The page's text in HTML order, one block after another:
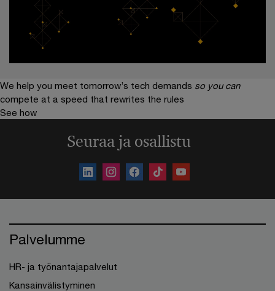
We help you meet tomorrow’s tech demands so you can
compete at a speed that rewrites the rules
See how
Seuraa ja osallistu
Palvelumme
HR- ja työnantajapalvelut
Kansainvälistyminen